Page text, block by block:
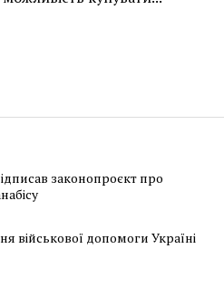
законопроєкт про
військової допомоги Україні